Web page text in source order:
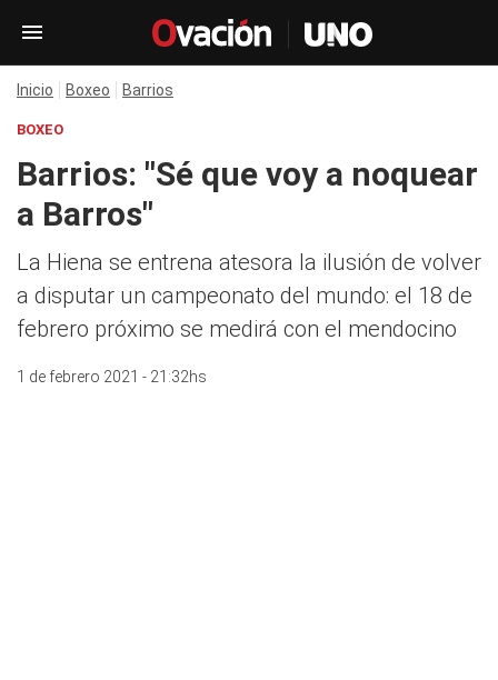
Inicio Boxeo Barrios
BOXEO
Barrios: "Sé que voy a noquear
a Barros"
La Hiena se entrena atesora la ilusión de volver
a disputar un campeonato del mundo: el 18 de
febrero próximo se medirá con el mendocino
1 de febrero 2021 - 21:32hs